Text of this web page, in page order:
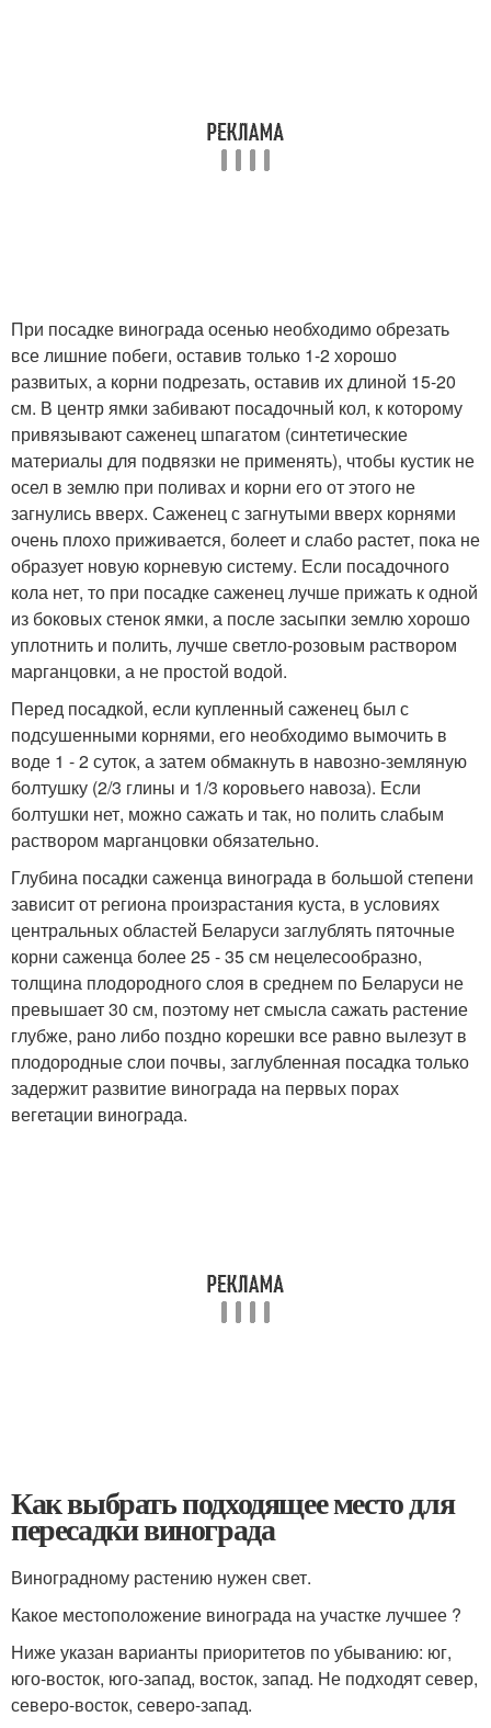
При посадке винограда осенью необходимо обрезать
все лишние побеги, оставив только 1-2 хорошо
развитых, а корни подрезать, оставив их длиной 15-20
см. В центр ямки забивают посадочный кол, к которому
привязывают саженец шпагатом (синтетические
материалы для подвязки не применять), чтобы кустик не
осел в землю при поливах и корни его от этого не
загнулись вверх. Саженец с загнутыми вверх корнями
очень плохо приживается, болеет и слабо растет, пока не
образует новую корневую систему. Если посадочного
кола нет, то при посадке саженец лучше прижать к одной
из боковых стенок ямки, а после засыпки землю хорошо
уплотнить и полить, лучше светло-розовым раствором
марганцовки, а не простой водой.
Перед посадкой, если купленный саженец был с
подсушенными корнями, его необходимо вымочить в
воде 1 - 2 суток, а затем обмакнуть в навозно-земляную
болтушку (2/3 глины и 1/3 коровьего навоза). Если
болтушки нет, можно сажать и так, но полить слабым
раствором марганцовки обязательно.
Глубина посадки саженца винограда в большой степени
зависит от региона произрастания куста, в условиях
центральных областей Беларуси заглублять пяточные
корни саженца более 25 - 35 см нецелесообразно,
толщина плодородного слоя в среднем по Беларуси не
превышает 30 см, поэтому нет смысла сажать растение
глубже, рано либо поздно корешки все равно вылезут в
плодородные слои почвы, заглубленная посадка только
задержит развитие винограда на первых порах
вегетации винограда.
Как выбрать подходящее место для
пересадки винограда
Виноградному растению нужен свет.
Какое местоположение винограда на участке лучшее ?
Ниже указан варианты приоритетов по убыванию: юг,
юго-восток, юго-запад, восток, запад. Не подходят север,
северо-восток, северо-запад.